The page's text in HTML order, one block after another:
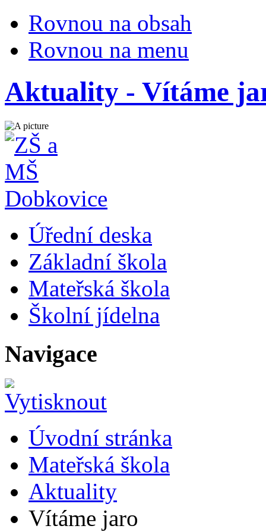
Rovnou na obsah
Rovnou na menu
Aktuality - Vítáme
Úřední deska
Základní škola
Mateřská škola
Školní jídelna
Navigace
Úvodní stránka
Mateřská škola
Aktuality
Vítáme jaro